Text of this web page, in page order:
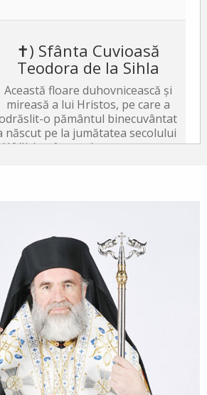
✝) Sfânta Cuvioasă
Teodora de la Sihla
Această floare duhovnicească și
mireasă a lui Hristos, pe care a
o pământul binecuvântat
născut pe la jumătatea secolului
XVII-lea, în satul...
Domnului
Schimbarea la Față a
Mântuitorului Iisus Hristos este
împărătești ale Bisericii
sărbătorită la 6 august.
Sfântul Antonie de la
Optina